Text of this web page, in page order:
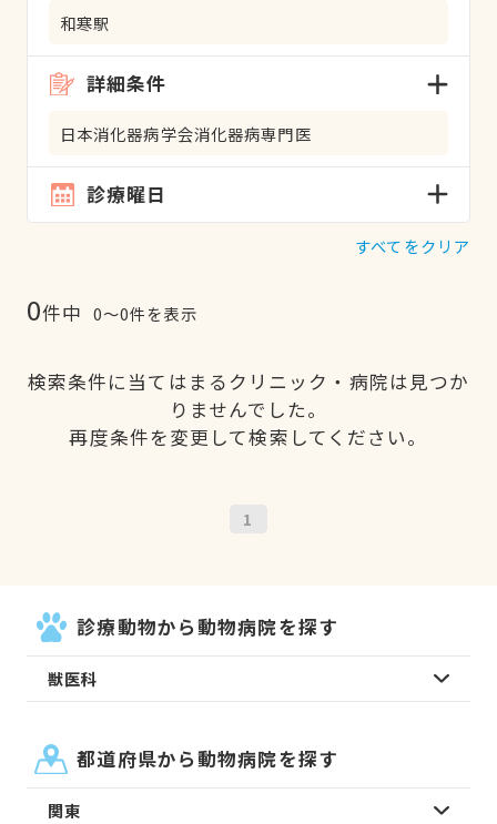
和寒駅
詳細条件
日本消化器病学会消化器病専門医
診療曜日
すべてをクリア
0件中 0〜0件を表示
検索条件に当てはまるクリニック・病院は見つか
りませんでした。
再度条件を変更して検索してください。
1
診療動物から動物病院を探す
獣医科
都道府県から動物病院を探す
関東